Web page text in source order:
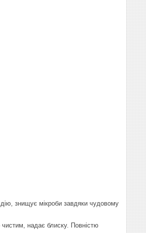
знищує мікроби завдяки чудовому
чистим, надає блиску. Повністю